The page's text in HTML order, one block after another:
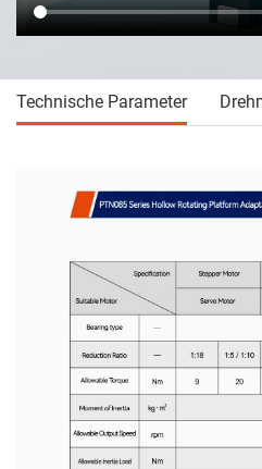
Technische Parameter